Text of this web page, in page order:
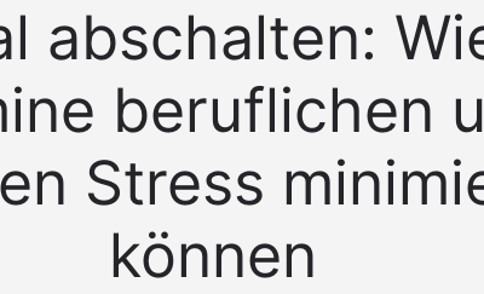
abschalten:
beruflichen
Stress
können